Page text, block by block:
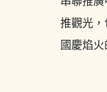
推觀光，
國慶焰